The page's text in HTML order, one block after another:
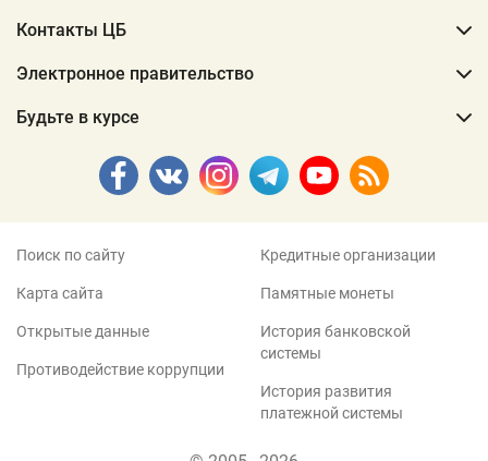
Контакты ЦБ
Электронное правительство
Будьте в курсе
Поиск по сайту
Карта сайта
Открытые данные
Противодействие коррупции
Кредитные организации
Памятные монеты
История банковской
системы
История развития
платежной системы